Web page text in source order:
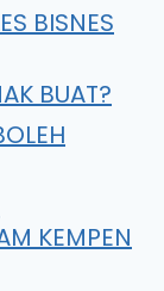
BISNES
BUAT?
KEMPEN